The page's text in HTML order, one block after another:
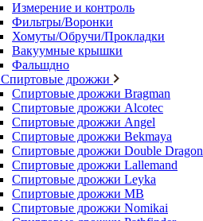
Измерение и контроль
Фильтры/Воронки
Хомуты/Обручи/Прокладки
Вакуумные крышки
Фальшдно
Спиртовые дрожжи
Спиртовые дрожжи Bragman
Спиртовые дрожжи Alcotec
Спиртовые дрожжи Angel
Спиртовые дрожжи Bekmaya
Спиртовые дрожжи Double Dragon
Спиртовые дрожжи Lallemand
Спиртовые дрожжи Leyka
Спиртовые дрожжи MB
Спиртовые дрожжи Nomikai